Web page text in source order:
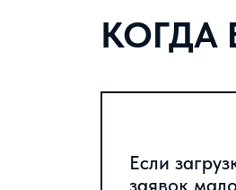
КОГДА
Если
заявок